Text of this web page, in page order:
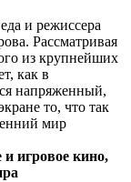
и режиссера
Рассматривая
из крупнейших
как в
напряженный,
то, что так
мир
игровое кино,